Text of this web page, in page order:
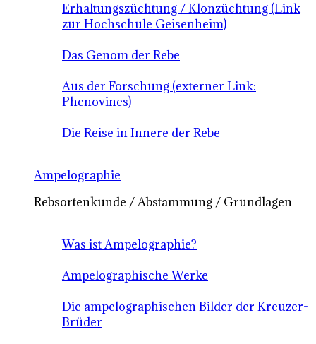
Erhaltungszüchtung / Klonzüchtung (Link
zur Hochschule Geisenheim)
Das Genom der Rebe
Aus der Forschung (externer Link:
Phenovines)
Die Reise in Innere der Rebe
Ampelographie
Rebsortenkunde / Abstammung / Grundlagen
Was ist Ampelographie?
Ampelographische Werke
Die ampelographischen Bilder der Kreuzer-
Brüder